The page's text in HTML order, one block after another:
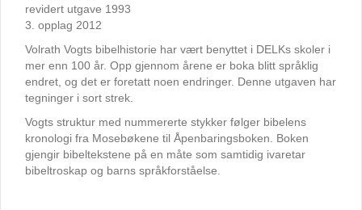
revidert utgave 1993
3. opplag 2012
Volrath Vogts bibelhistorie har vært benyttet i DELKs skoler i
mer enn 100 år. Opp gjennom årene er boka blitt språklig
endret, og det er foretatt noen endringer. Denne utgaven har
tegninger i sort strek.
Vogts struktur med nummererte stykker følger bibelens
kronologi fra Mosebøkene til Åpenbaringsboken. Boken
gjengir bibeltekstene på en måte som samtidig ivaretar
bibeltroskap og barns språkforståelse.